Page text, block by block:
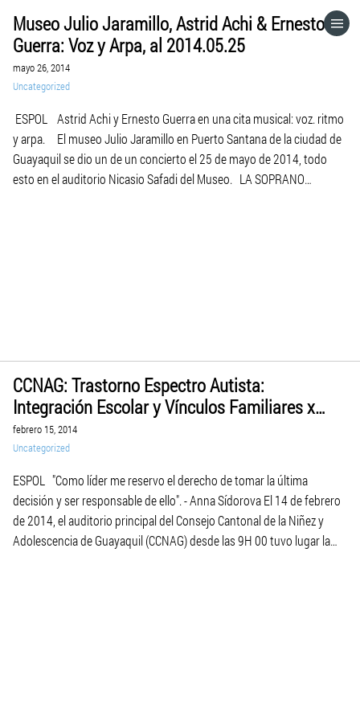
Museo Julio Jaramillo, Astrid Achi & Ernesto
Guerra: Voz y Arpa, al 2014.05.25
mayo 26, 2014
Uncategorized
ESPOL Astrid Achi y Ernesto Guerra en una cita musical: voz. ritmo
y arpa. El museo Julio Jaramillo en Puerto Santana de la ciudad de
Guayaquil se dio un de un concierto el 25 de mayo de 2014, todo
esto en el auditorio Nicasio Safadi del Museo. LA SOPRANO
CCNAG: Trastorno Espectro Autista:
Integración Escolar y Vínculos Familiares x
Vanessa Huayamave , al 2014.02.14.
febrero 15, 2014
Uncategorized
ESPOL "Como líder me reservo el derecho de tomar la última
decisión y ser responsable de ello". - Anna Sídorova El 14 de febrero
de 2014, el auditorio principal del Consejo Cantonal de la Niñez y
Adolescencia de Guayaquil (CCNAG) desde las 9H 00 tuvo lugar la
HOME
IR A
VISITA EL SITIO WEB